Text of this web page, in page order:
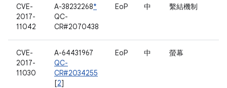
CVE-
2017-
11042
A-38232268*
QC-
CR#2070438
EoP 中 繫結機制
CVE-
2017-
11030
A-64431967
QC-
CR#2034255
[2]
EoP 中 螢幕